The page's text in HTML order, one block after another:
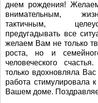
днем рождения!
внимательным,
тактичным,
предугадывать все
желаем Вам не только
роста, но и
человеческого
только вдохновляла
работа стимулировала
Вашем доме.